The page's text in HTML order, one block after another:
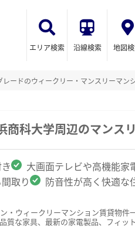
エリア検索 沿線検索 地図
レードのウィークリー・マンスリーマン
商科大学周辺のマンス
大画面テレビや高機能家
取り
防音性が高く快適な
・ウィークリーマンション賃貸物
な家具、最新の家電製品、フィ